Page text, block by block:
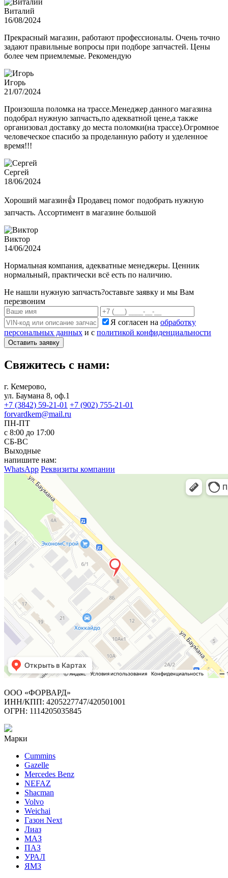
Виталий
16/08/2024
Прекрасный магазин, работают профессионалы. Очень точно
задают правильные вопросы при подборе запчастей. Цены
более чем приемлемые. Рекомендую
Игорь
21/07/2024
Произошла поломка на трассе.Менеджер данного магазина
подобрал нужную запчасть,по адекватной цене,а также
организовал доставку до места поломки(на трассе).Огромное
человеческое спасибо за проделанную работу и уделенное
время!!!
Сергей
18/06/2024
Хороший магазин👍 Продавец помог подобрать нужную
запчасть. Ассортимент в магазине большой
Виктор
14/06/2024
Нормальная компания, адекватные менеджеры. Ценник
нормальный, практически всё есть по наличию.
Не нашли нужную запчасть?оставьте заявку и мы Вам
перезвоним
Я согласен на обработку
персональных данных и с политикой конфиденциальности
Оставить заявку
Свяжитесь с нами:
г. Кемерово,
ул. Баумана 8, оф.1
+7 (3842) 59-21-01 +7 (902) 755-21-01
forvardkem@mail.ru
ПН-ПТ
с 8:00 до 17:00
СБ-ВС
Выходные
напишите нам:
WhatsApp Реквизиты компании
ООО «ФОРВАРД»
ИНН/КПП: 4205227747/420501001
ОГРН: 1114205035845
Марки
Cummins
Gazelle
Mercedes Benz
NEFAZ
Shacman
Volvo
Weichai
Газон Next
Лиаз
МАЗ
ПАЗ
УРАЛ
ЯМЗ